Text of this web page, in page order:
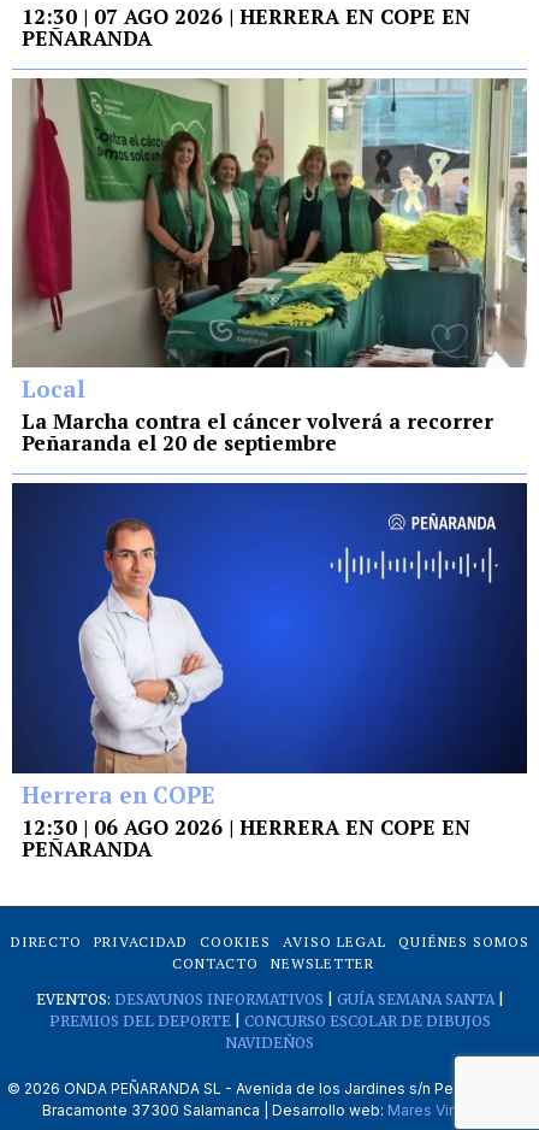
12:30 | 07 AGO 2026 | HERRERA EN COPE EN
PEÑARANDA
Local
La Marcha contra el cáncer volverá a recorrer
Peñaranda el 20 de septiembre
Herrera en COPE
12:30 | 06 AGO 2026 | HERRERA EN COPE EN
PEÑARANDA
DIRECTO PRIVACIDAD COOKIES AVISO LEGAL
QUIÉNES SOMOS
CONTACTO
NEWSLETTER
EVENTOS: DESAYUNOS INFORMATIVOS GUÍA SEMANA SANTA|
PREMIOS DEL DEPORTE| CONCURSO ESCOLAR DE DIBUJOS
NAVIDEÑOS
© 2026 ONDA PEÑARANDA SL - Avenida de los Jardines s/n Peñaranda de
Bracamonte 37300 Salamanca | Desarrollo web: Mares Virtuales